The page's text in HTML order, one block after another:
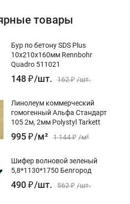
товары
Бур по бетону SDS Plus
10x210х160мм Rennbohr
Quadro 511021
148₽/шт. 162₽ /шт.
Линолеум коммерческий
гомогенный Альфа Стандарт
105 2м, 2мм Polystyl Tarkett
995₽/м² 1 144₽ /м²
Шифер волновой зеленый
5,8*1130*1750 Белгород
490₽/шт. 562₽ /шт.